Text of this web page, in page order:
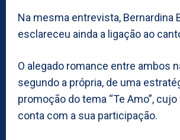
Na mesma entrevista, Bernardina
esclareceu ainda a ligação ao
O alegado romance entre ambos
segundo a própria, de uma
promoção do tema “Te Amo”,
conta com a sua participação.